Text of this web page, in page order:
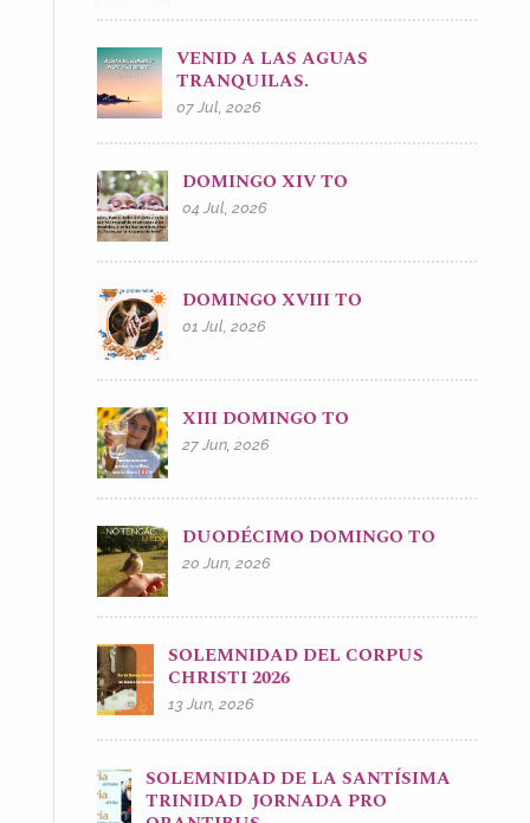
VENID A LAS AGUAS
TRANQUILAS.
07 Jul, 2026
DOMINGO XIV TO
04 Jul, 2026
DOMINGO XVIII TO
01 Jul, 2026
XIII DOMINGO TO
27 Jun, 2026
DUODÉCIMO DOMINGO TO
20 Jun, 2026
SOLEMNIDAD DEL CORPUS
CHRISTI 2026
13 Jun, 2026
SOLEMNIDAD DE LA SANTÍSIMA
TRINIDAD JORNADA PRO